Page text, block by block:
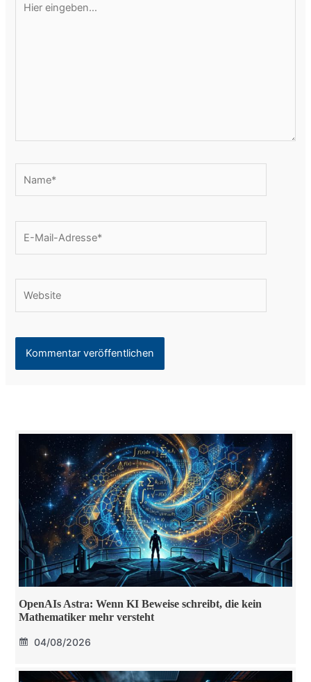
eingeben…
Mail-
OpenAIs Astra: Wenn KI Beweise schreibt, die kein
Mathematiker mehr versteht
04/08/2026